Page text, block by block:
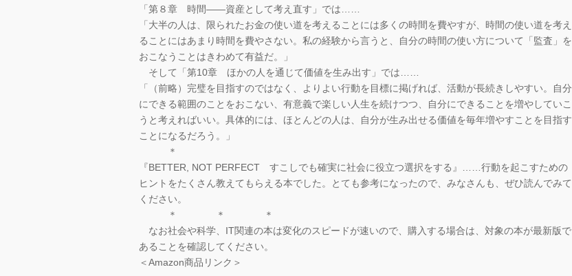
「第８章 時間――資産として考え直す」では……
「大半の人は、限られたお金の使い道を考えることには多くの時間を費やすが、時間の使い道を考え
ることにはあまり時間を費やさない。私の経験から言うと、自分の時間の使い方について「監査」を
おこなうことはきわめて有益だ。」
そして「第10章 ほかの人を通じて価値を生み出す」では……
「（前略）完璧を目指すのではなく、よりよい行動を目標に掲げれば、活動が長続きしやすい。自分
にできる範囲のことをおこない、有意義で楽しい人生を続けつつ、自分にできることを増やしていこ
うと考えればいい。具体的には、ほとんどの人は、自分が生み出せる価値を毎年増やすことを目指す
ことになるだろう。」
＊
『BETTER, NOT PERFECT すこしでも確実に社会に役立つ選択をする』……行動を起こすための
ヒントをたくさん教えてもらえる本でした。とても参考になったので、みなさんも、ぜひ読んでみて
ください。
＊ ＊ ＊
なお社会や科学、IT関連の本は変化のスピードが速いので、購入する場合は、対象の本が最新版で
あることを確認してください。
＜Amazon商品リンク＞